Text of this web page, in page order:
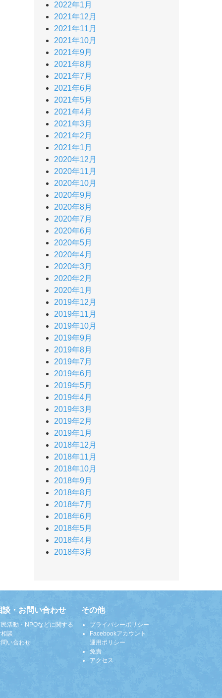
2022年1月
2021年12月
2021年11月
2021年10月
2021年9月
2021年8月
2021年7月
2021年6月
2021年5月
2021年4月
2021年3月
2021年2月
2021年1月
2020年12月
2020年11月
2020年10月
2020年9月
2020年8月
2020年7月
2020年6月
2020年5月
2020年4月
2020年3月
2020年2月
2020年1月
2019年12月
2019年11月
2019年10月
2019年9月
2019年8月
2019年7月
2019年6月
2019年5月
2019年4月
2019年3月
2019年2月
2019年1月
2018年12月
2018年11月
2018年10月
2018年9月
2018年8月
2018年7月
2018年6月
2018年5月
2018年4月
2018年3月
談・お問い合わせ
活動・NPOなどに関する
談
い合わせ
その他
プライバシーポリシー
Facebookアカウント
運用ポリシー
免責
アクセス